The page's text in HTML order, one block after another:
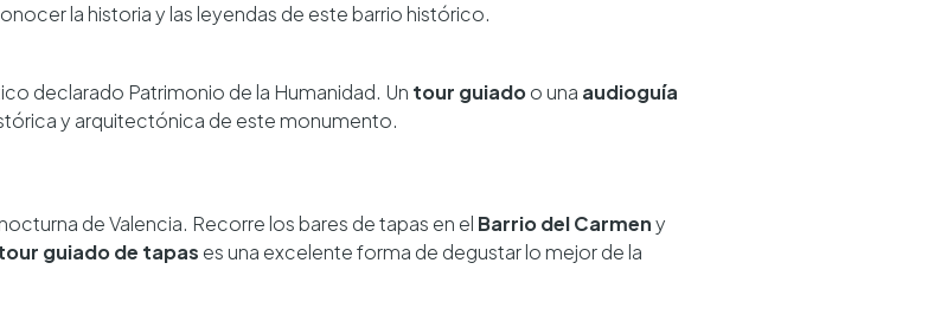
la historia y las leyendas de este barrio histórico.
declarado Patrimonio de la Humanidad. Un tour guiadoo una audioguía
y arquitectónica de este monumento.
de Valencia. Recorre los bares de tapas en el Barrio del Carmeny
guiado de tapas es una excelente forma de degustar lo mejor de la